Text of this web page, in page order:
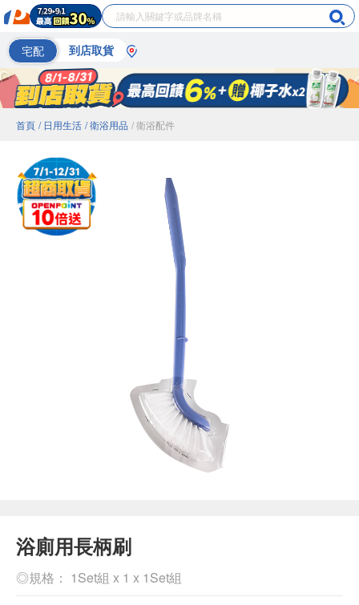
宅配 到店取貨
首頁 / 日用生活 / 衛浴用品 / 衛浴配件
浴廁用長柄刷
◎規格： 1Set組 x 1 x 1Set組